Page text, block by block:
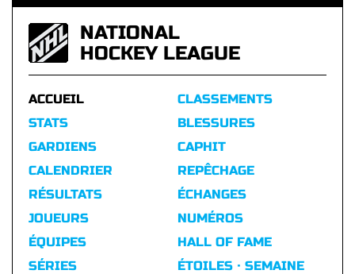
NATIONAL
HOCKEY LEAGUE
ACCUEIL
STATS
GARDIENS
CALENDRIER
RÉSULTATS
CLASSEMENTS
BLESSURES
CAPHIT
REPÊCHAGE
ÉCHANGES
JOUEURS
ÉQUIPES
SÉRIES
NUMÉROS
HALL OF FAME
ÉTOILES · SEMAINE